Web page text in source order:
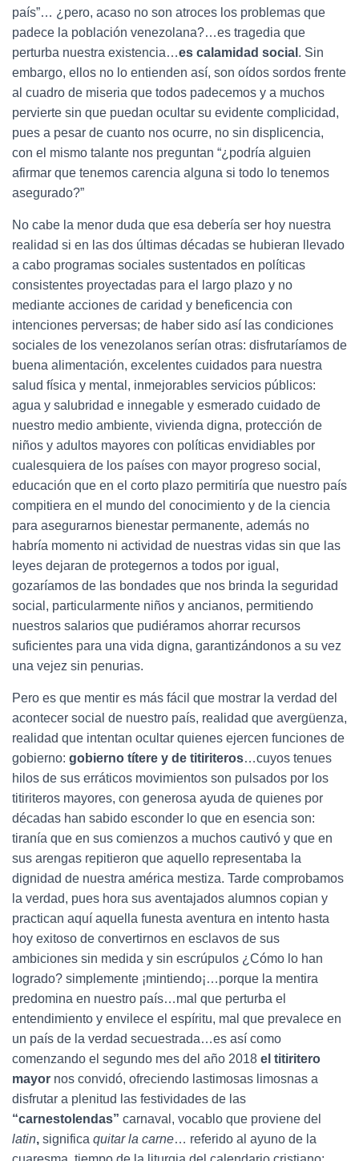
país”… ¿pero, acaso no son atroces los problemas que
padece la población venezolana?…es tragedia que
perturba nuestra existencia…es calamidad social . Sin
embargo, ellos no lo entienden así, son oídos sordos frente
al cuadro de miseria que todos padecemos y a muchos
pervierte sin que puedan ocultar su evidente complicidad,
pues a pesar de cuanto nos ocurre, no sin displicencia,
con el mismo talante nos preguntan “¿podría alguien
afirmar que tenemos carencia alguna si todo lo tenemos
asegurado?”
No cabe la menor duda que esa debería ser hoy nuestra
realidad si en las dos últimas décadas se hubieran llevado
a cabo programas sociales sustentados en políticas
consistentes proyectadas para el largo plazo y no
mediante acciones de caridad y beneficencia con
intenciones perversas; de haber sido así las condiciones
sociales de los venezolanos serían otras: disfrutaríamos de
buena alimentación, excelentes cuidados para nuestra
salud física y mental, inmejorables servicios públicos:
agua y salubridad e innegable y esmerado cuidado de
nuestro medio ambiente, vivienda digna, protección de
niños y adultos mayores con políticas envidiables por
cualesquiera de los países con mayor progreso social,
educación que en el corto plazo permitiría que nuestro país
compitiera en el mundo del conocimiento y de la ciencia
para asegurarnos bienestar permanente, además no
habría momento ni actividad de nuestras vidas sin que las
leyes dejaran de protegernos a todos por igual,
gozaríamos de las bondades que nos brinda la seguridad
social, particularmente niños y ancianos, permitiendo
nuestros salarios que pudiéramos ahorrar recursos
suficientes para una vida digna, garantizándonos a su vez
una vejez sin penurias.
Pero es que mentir es más fácil que mostrar la verdad del
acontecer social de nuestro país, realidad que avergüenza,
realidad que intentan ocultar quienes ejercen funciones de
gobierno: gobierno títere y de titiriteros…cuyos tenues
hilos de sus erráticos movimientos son pulsados por los
titiriteros mayores, con generosa ayuda de quienes por
décadas han sabido esconder lo que en esencia son:
tiranía que en sus comienzos a muchos cautivó y que en
sus arengas repitieron que aquello representaba la
dignidad de nuestra américa mestiza. Tarde comprobamos
la verdad, pues hora sus aventajados alumnos copian y
practican aquí aquella funesta aventura en intento hasta
hoy exitoso de convertirnos en esclavos de sus
ambiciones sin medida y sin escrúpulos ¿Cómo lo han
logrado? simplemente ¡mintiendo¡…porque la mentira
predomina en nuestro país…mal que perturba el
entendimiento y envilece el espíritu, mal que prevalece en
un país de la verdad secuestrada…es así como
comenzando el segundo mes del año 2018 el titiritero
mayor nos convidó, ofreciendo lastimosas limosnas a
disfrutar a plenitud las festividades de las
“carnestolendas” carnaval, vocablo que proviene del
latin, significa quitar la carne… referido al ayuno de la